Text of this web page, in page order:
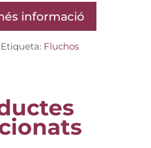
informació
Etiqueta: Fluchos